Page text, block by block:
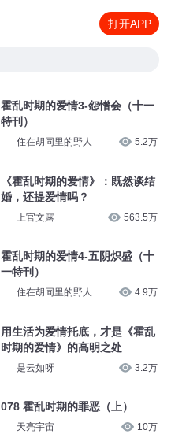
打开APP
霍乱时期的爱情3-怨憎会（十一
特刊）
住在胡同里的野人 5.2万
《霍乱时期的爱情》：既然谈结
婚，还提爱情吗？
上官文露 563.5万
霍乱时期的爱情4-五阴炽盛（十
一特刊）
住在胡同里的野人 4.9万
用生活为爱情托底，才是《霍乱
时期的爱情》的高明之处
是云如呀 3.2万
078 霍乱时期的罪恶（上）
天亮宇宙 10万